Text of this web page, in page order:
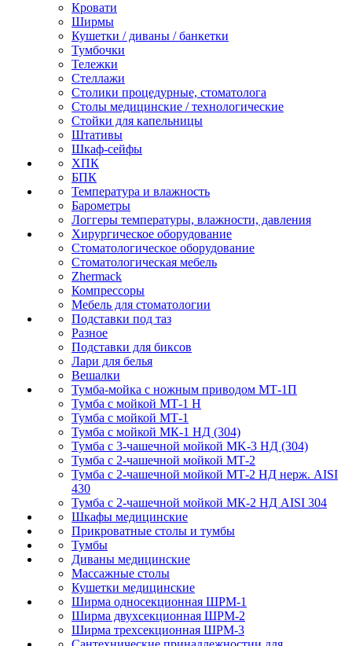
Кровати
Ширмы
Кушетки / диваны / банкетки
Тумбочки
Тележки
Стеллажи
Столики процедурные, стоматолога
Столы медицинские / технологические
Стойки для капельницы
Штативы
Шкаф-сейфы
ХПК
БПК
Температура и влажность
Барометры
Логгеры температуры, влажности, давления
Хирургическое оборудование
Стоматологическое оборудование
Стоматологическая мебель
Zhermack
Компрессоры
Мебель для стоматологии
Подставки под таз
Разное
Подставки для биксов
Лари для белья
Вешалки
Тумба-мойка с ножным приводом МТ-1П
Тумба с мойкой МТ-1 Н
Тумба с мойкой МТ-1
Тумба с мойкой МК-1 НД (304)
Тумба с 3-чашечной мойкой МK-3 НД (304)
Тумба с 2-чашечной мойкой МТ-2
Тумба с 2-чашечной мойкой МТ-2 НД нерж. AISI
430
Тумба с 2-чашечной мойкой МК-2 НД AISI 304
Шкафы медицинские
Прикроватные столы и тумбы
Тумбы
Диваны медицинские
Массажные столы
Кушетки медицинские
Ширма односекционная ШРМ-1
Ширма двухсекционная ШРМ-2
Ширма трехсекционная ШРМ-3